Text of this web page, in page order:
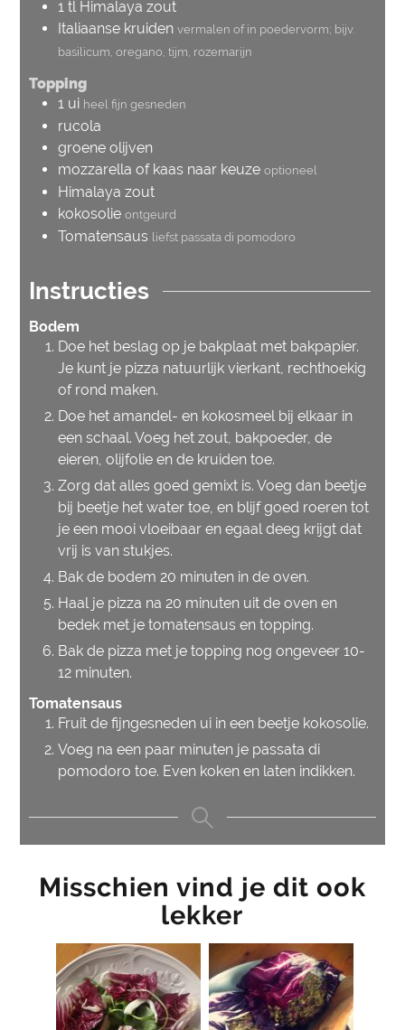
1 tl Himalaya zout
Italiaanse kruiden vermalen of in poedervorm; bijv.
basilicum, oregano, tijm, rozemarijn
Topping
1 ui heel fijn gesneden
rucola
groene olijven
mozzarella of kaas naar keuze optioneel
Himalaya zout
kokosolie ontgeurd
Tomatensaus liefst passata di pomodoro
Instructies
Bodem
Doe het beslag op je bakplaat met bakpapier.
Je kunt je pizza natuurlijk vierkant, rechthoekig
of rond maken.
Doe het amandel- en kokosmeel bij elkaar in
een schaal. Voeg het zout, bakpoeder, de
eieren, olijfolie en de kruiden toe.
Zorg dat alles goed gemixt is. Voeg dan beetje
bij beetje het water toe, en blijf goed roeren tot
je een mooi vloeibaar en egaal deeg krijgt dat
vrij is van stukjes.
Bak de bodem 20 minuten in de oven.
Haal je pizza na 20 minuten uit de oven en
bedek met je tomatensaus en topping.
Bak de pizza met je topping nog ongeveer 10-
12 minuten.
Tomatensaus
Fruit de fijngesneden ui in een beetje kokosolie.
Voeg na een paar minuten je passata di
pomodoro toe. Even koken en laten indikken.
Misschien vind je dit ook
lekker